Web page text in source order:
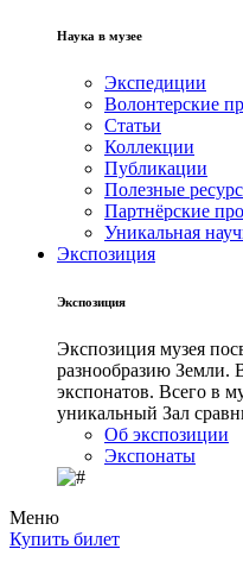
Наука в музее
Экспедиции
Волонтерские
Статьи
Коллекции
Публикации
Полезные
Партнёрские
Уникальная
Экспозиция
Экспозиция
Экспозиция музея
разнообразию Земли.
экспонатов. Всего в
уникальный Зал
Об экспозиции
Экспонаты
Меню
Купить билет